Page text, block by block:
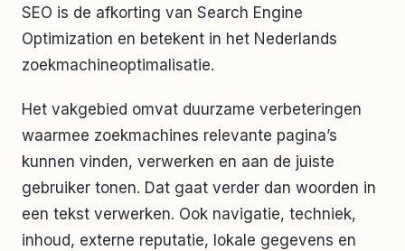
SEO is de afkorting van Search Engine
Optimization en betekent in het Nederlands
zoekmachineoptimalisatie.
Het vakgebied omvat duurzame verbeteringen
waarmee zoekmachines relevante pagina’s
kunnen vinden, verwerken en aan de juiste
gebruiker tonen. Dat gaat verder dan woorden in
een tekst verwerken. Ook navigatie, techniek,
inhoud, externe reputatie, lokale gegevens en